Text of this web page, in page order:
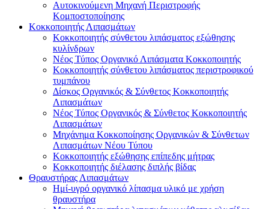
Αυτοκινούμενη Μηχανή Περιστροφής
Κομποστοποίησης
Κοκκοποιητής Λιπασμάτων
Κοκκοποιητής σύνθετου λιπάσματος εξώθησης
κυλίνδρων
Νέος Τύπος Οργανικό Λιπάσματα Κοκκοποιητής
Κοκκοποιητής σύνθετου λιπάσματος περιστροφικού
τυμπάνου
Δίσκος Οργανικός & Σύνθετος Κοκκοποιητής
Λιπασμάτων
Νέος Τύπος Οργανικός & Σύνθετος Κοκκοποιητής
Λιπασμάτων
Μηχάνημα Κοκκοποίησης Οργανικών & Σύνθετων
Λιπασμάτων Νέου Τύπου
Κοκκοποιητής εξώθησης επίπεδης μήτρας
Κοκκοποιητής διέλασης διπλής βίδας
Θραυστήρας Λιπασμάτων
Ημί-υγρό οργανικό λίπασμα υλικό με χρήση
θραυστήρα